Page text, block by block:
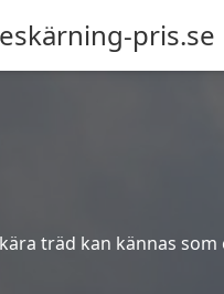
pris.se
träd kan kännas